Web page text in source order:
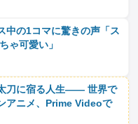
中の1コマに驚きの声「ス
ゃ可愛い」
刀に宿る人生―― 世界で
アニメ、Prime Videoで